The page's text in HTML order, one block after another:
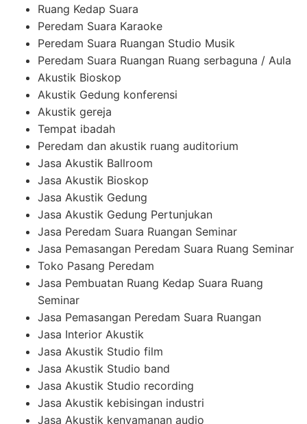
Ruang Kedap Suara
Peredam Suara Karaoke
Peredam Suara Ruangan Studio Musik
Peredam Suara Ruangan Ruang serbaguna / Aula
Akustik Bioskop
Akustik Gedung konferensi
Akustik gereja
Tempat ibadah
Peredam dan akustik ruang auditorium
Jasa Akustik Ballroom
Jasa Akustik Bioskop
Jasa Akustik Gedung
Jasa Akustik Gedung Pertunjukan
Jasa Peredam Suara Ruangan Seminar
Jasa Pemasangan Peredam Suara Ruang Seminar
Toko Pasang Peredam
Jasa Pembuatan Ruang Kedap Suara Ruang
Seminar
Jasa Pemasangan Peredam Suara Ruangan
Jasa Interior Akustik
Jasa Akustik Studio film
Jasa Akustik Studio band
Jasa Akustik Studio recording
Jasa Akustik kebisingan industri
Jasa Akustik kenyamanan audio